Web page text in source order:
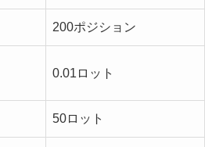
200ポジション
0.01ロット
50ロット